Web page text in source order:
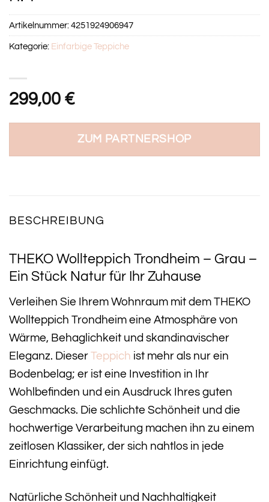
299,00 €
ZUM PARTNERSHOP
Artikelnummer:4251924906947
Kategorie: Einfarbige Teppiche
BESCHREIBUNG
THEKO Wollteppich Trondheim – Grau –
Ein Stück Natur für Ihr Zuhause
Verleihen Sie Ihrem Wohnraum mit dem THEKO
Wollteppich Trondheim eine Atmosphäre von
Wärme, Behaglichkeit und skandinavischer
Eleganz. Dieser Teppich ist mehr als nur ein
Bodenbelag; er ist eine Investition in Ihr
Wohlbefinden und ein Ausdruck Ihres guten
Geschmacks. Die schlichte Schönheit und die
hochwertige Verarbeitung machen ihn zu einem
zeitlosen Klassiker, der sich nahtlos in jede
Einrichtung einfügt.
Natürliche Schönheit und Nachhaltigkeit